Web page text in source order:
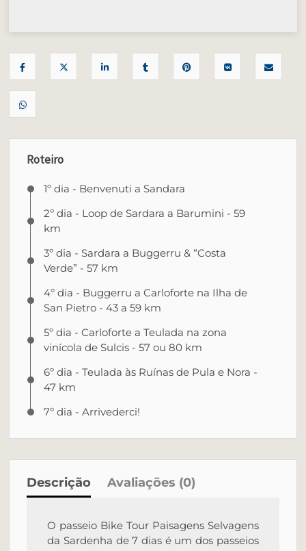
Roteiro
1º dia - Benvenuti a Sandara
2º dia - Loop de Sardara a Barumini - 59
km
3º dia - Sardara a Buggerru & “Costa
Verde” - 57 km
4º dia - Buggerru a Carloforte na Ilha de
San Pietro - 43 a 59 km
5º dia - Carloforte a Teulada na zona
vinícola de Sulcis - 57 ou 80 km
6º dia - Teulada às Ruínas de Pula e Nora -
47 km
7º dia - Arrivederci!
Descrição Avaliações (0)
O passeio Bike Tour Paisagens Selvagens
da Sardenha de 7 dias é um dos passeios